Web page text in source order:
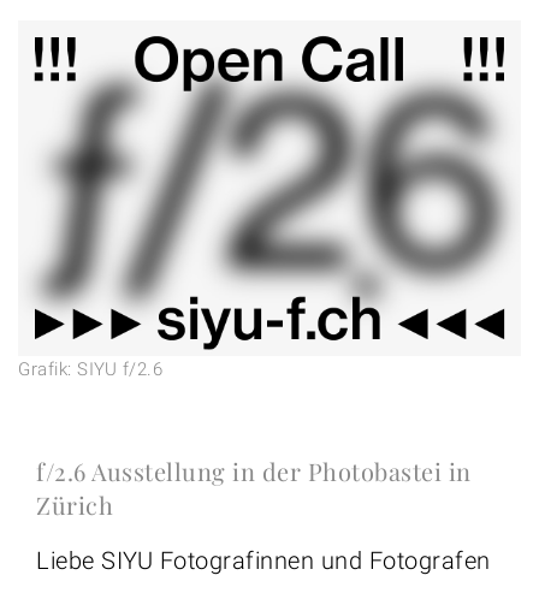
Grafik: SIYU f/2.6
f/2.6 Ausstellung in der Photobastei in
Zürich
Liebe SIYU Fotografinnen und Fotografen